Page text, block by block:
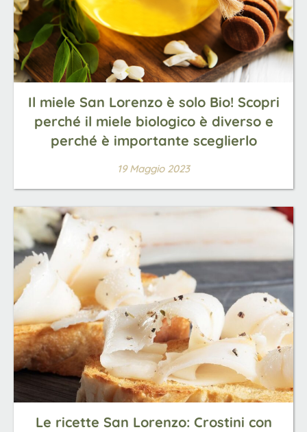
Il miele San Lorenzo è solo Bio! Scopri
perché il miele biologico è diverso e
perché è importante sceglierlo
19 Maggio 2023
Le ricette San Lorenzo: Crostini con